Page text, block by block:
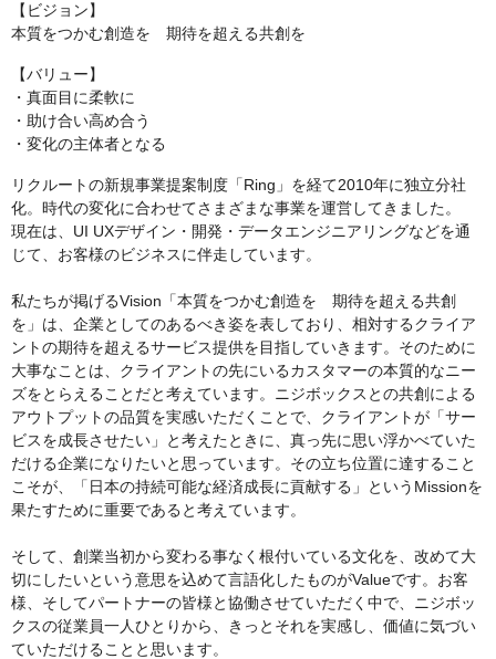
【ビジョン】
本質をつかむ創造を 期待を超える共創を
【バリュー】
・真面目に柔軟に
・助け合い高め合う
・変化の主体者となる
リクルートの新規事業提案制度「Ring」を経て2010年に独立分社
化。時代の変化に合わせてさまざまな事業を運営してきました。
現在は、UI UXデザイン・開発・データエンジニアリングなどを通
じて、お客様のビジネスに伴走しています。
私たちが掲げるVision「本質をつかむ創造を 期待を超える共創
を」は、企業としてのあるべき姿を表しており、相対するクライア
ントの期待を超えるサービス提供を目指していきます。そのために
大事なことは、クライアントの先にいるカスタマーの本質的なニー
ズをとらえることだと考えています。ニジボックスとの共創による
アウトプットの品質を実感いただくことで、クライアントが「サー
ビスを成長させたい」と考えたときに、真っ先に思い浮かべていた
だける企業になりたいと思っています。その立ち位置に達すること
こそが、「日本の持続可能な経済成長に貢献する」というMissionを
果たすために重要であると考えています。
そして、創業当初から変わる事なく根付いている文化を、改めて大
切にしたいという意思を込めて言語化したものがValueです。お客
様、そしてパートナーの皆様と協働させていただく中で、ニジボッ
クスの従業員一人ひとりから、きっとそれを実感し、価値に気づい
ていただけることと思います。